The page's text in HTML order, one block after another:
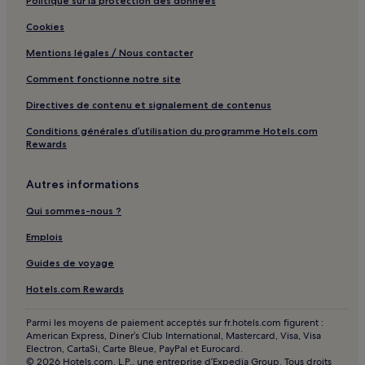
Toulouse : hôtels Hôtels avec centre de fitness
Toulouse : hôtels Hôtels avec petit-déjeuner gratuit
Toulouse : Appart’hôtels
Toulouse : Chambres d’hôtes
Toulouse : hôtels Hôtels LGBTQIA+ friendly
Montauban : hôtels Hôtels avec parking
Gascogne Toulousaine : hôtels
Save Garonne et Côteaux de Cadours : hôtels
Frontonnais : hôtels
Save au Touch : hôtels
Grand Sud Tarn et Garonne : hôtels
Cookies
Mentions légales / Nous contacter
Comment fonctionne notre site
Directives de contenu et signalement de contenus
Conditions générales d’utilisation du programme Hotels.com
Rewards
Autres informations
Qui sommes-nous ?
Emplois
Guides de voyage
Hotels.com Rewards
Parmi les moyens de paiement acceptés sur fr.hotels.com figurent :
American Express, Diner’s Club International, Mastercard, Visa, Visa
Electron, CartaSi, Carte Bleue, PayPal et Eurocard.
© 2026 Hotels.com, L.P., une entreprise d’Expedia Group. Tous droits